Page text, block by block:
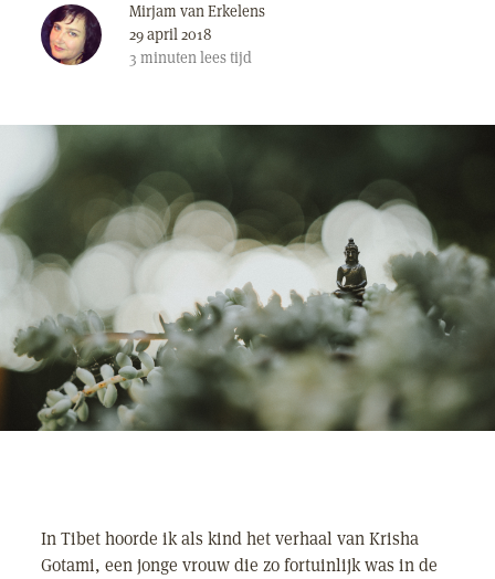
Mirjam van Erkelens
29 april 2018
3 minutenlees tijd
In Tibet hoorde ik als kind het verhaal van Krisha
Gotami, een jonge vrouw die zo fortuinlijk was in de